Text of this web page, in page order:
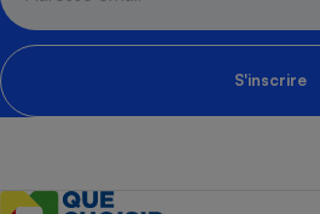
S'inscrire